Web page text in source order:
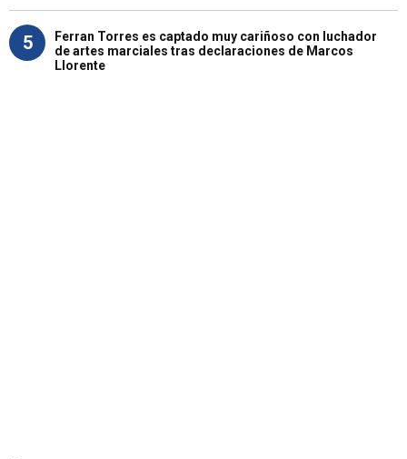
5
Ferran Torres es captado muy cariñoso con luchador
de artes marciales tras declaraciones de Marcos
Llorente